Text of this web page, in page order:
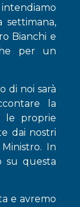
settimana,
Bianchi e
per un
di noi sarà
la
le proprie
dai nostri
In
su questa
e avremo